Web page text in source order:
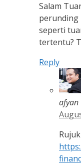
Salam
perunding
seperti
tertentu?
Reply
afyan
Rujuk